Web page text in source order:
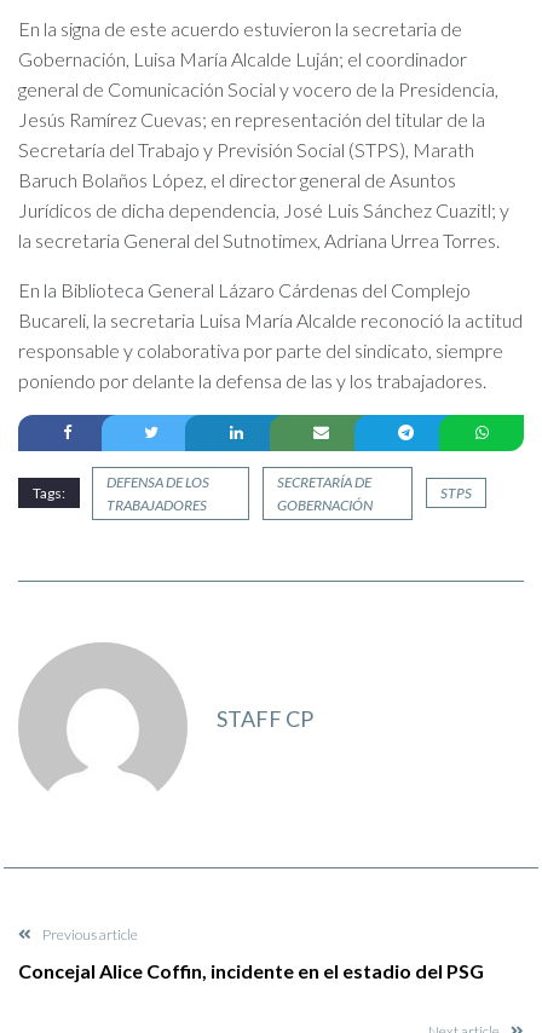
En la signa de este acuerdo estuvieron la secretaria de
Gobernación, Luisa María Alcalde Luján; el coordinador
general de Comunicación Social y vocero de la Presidencia,
Jesús Ramírez Cuevas; en representación del titular de la
Secretaría del Trabajo y Previsión Social (STPS), Marath
Baruch Bolaños López, el director general de Asuntos
Jurídicos de dicha dependencia, José Luis Sánchez Cuazitl; y
la secretaria General del Sutnotimex, Adriana Urrea Torres.
En la Biblioteca General Lázaro Cárdenas del Complejo
Bucareli, la secretaria Luisa María Alcalde reconoció la actitud
responsable y colaborativa por parte del sindicato, siempre
poniendo por delante la defensa de las y los trabajadores.
Tags:
DEFENSA DE LOS
TRABAJADORES
SECRETARÍA DE
GOBERNACIÓN
STPS
STAFF CP
Previous article
Concejal Alice Coffin, incidente en el estadio del PSG